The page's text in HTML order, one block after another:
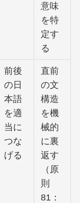
意味
を特
定す
る
前後
の日
本語
を適
当に
つな
げる
直前
の文
構造
を機
械的
に裏
返す
（原
則
81：